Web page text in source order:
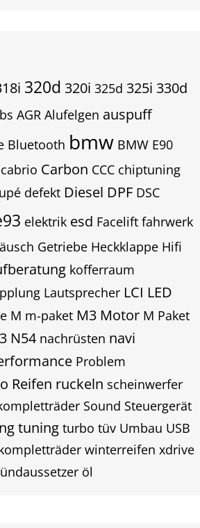
320d 320i 325d 325i 330d
AGR Alufelgen auspuff
Bluetooth bmw BMW E90
cabrio Carbon CCC chiptuning
defekt Diesel DPF DSC
elektrik esd Facelift fahrwerk
Getriebe Heckklappe Hifi
kofferraum
Lautsprecher LCI LED
M m-paket M3 Motor M Paket
N54 nachrüsten navi
Problem
Reifen ruckeln scheinwerfer
Sound Steuergerät
tuning turbo tüv Umbau USB
winterreifen xdrive
öl